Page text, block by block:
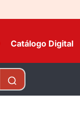
Catálogo Digital